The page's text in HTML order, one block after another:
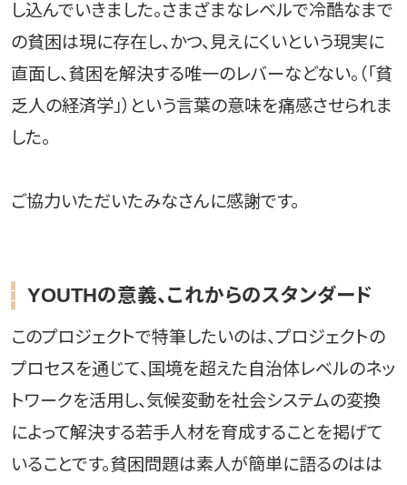
し込んでいきました。さまざまなレベルで冷酷なまで
の貧困は現に存在し、かつ、見えにくいという現実に
直面し、貧困を解決する唯一のレバーなどない。（「貧
乏人の経済学」）という言葉の意味を痛感させられま
した。
ご協力いただいたみなさんに感謝です。
YOUTHの意義、これからのスタンダード
このプロジェクトで特筆したいのは、プロジェクトの
プロセスを通じて、国境を超えた自治体レベルのネッ
トワークを活用し、気候変動を社会システムの変換
によって解決する若手人材を育成することを掲げて
いることです。貧困問題は素人が簡単に語るのはは